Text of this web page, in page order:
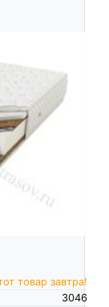
товар завтра!
3046